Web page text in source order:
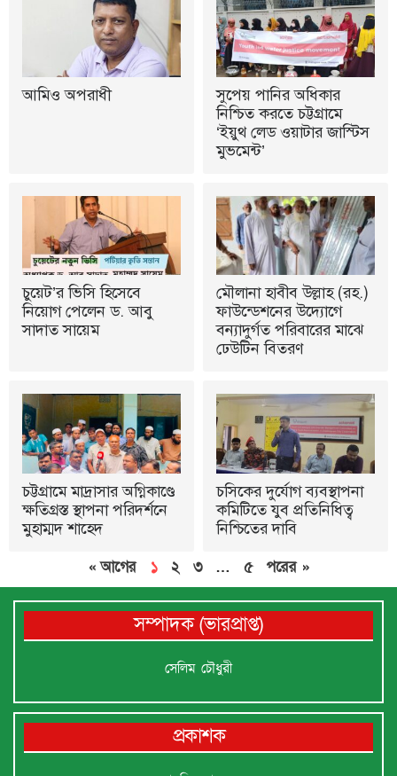
আমিও অপরাধী
সুপেয় পানির অধিকার
নিশ্চিত করতে চট্টগ্রামে
‘ইয়ুথ লেড ওয়াটার জাস্টিস
মুভমেন্ট’
চুয়েট’র ভিসি হিসেবে
নিয়োগ পেলেন ড. আবু
সাদাত সায়েম
মৌলানা হাবীব উল্লাহ (রহ.)
ফাউন্ডেশনের উদ্যোগে
বন্যাদুর্গত পরিবারের মাঝে
ঢেউটিন বিতরণ
চট্টগ্রামে মাদ্রাসার অগ্নিকাণ্ডে
ক্ষতিগ্রস্ত স্থাপনা পরিদর্শনে
মুহাম্মদ শাহেদ
চসিকের দুর্যোগ ব্যবস্থাপনা
কমিটিতে যুব প্রতিনিধিত্ব
নিশ্চিতের দাবি
« আগের ১ ২ ৩ … ৫ পরের »
সম্পাদক (ভারপ্রাপ্ত)
সেলিম চৌধুরী
প্রকাশক